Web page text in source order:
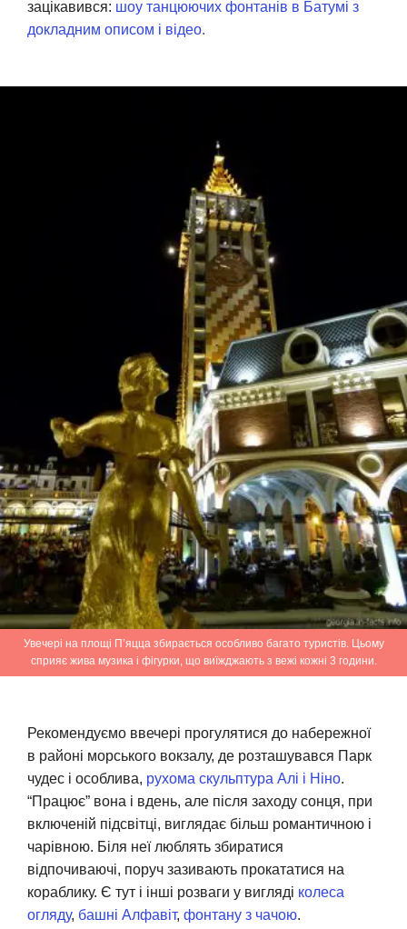
зацікавився: шоу танцюючих фонтанів в Батумі з
докладним описом і відео.
Увечері на площі П’яцца збирається особливо багато туристів. Цьому
сприяє жива музика і фігурки, що виїжджають з вежі кожні 3 години.
Рекомендуємо ввечері прогулятися до набережної
в районі морського вокзалу, де розташувався Парк
чудес і особлива, рухома скульптура Алі і Ніно.
“Працює” вона і вдень, але після заходу сонця, при
включеній підсвітці, виглядає більш романтичною і
чарівною. Біля неї люблять збиратися
відпочиваючі, поруч зазивають прокататися на
кораблику. Є тут і інші розваги у вигляді колеса
огляду, башні Алфавіт, фонтану з чачою.